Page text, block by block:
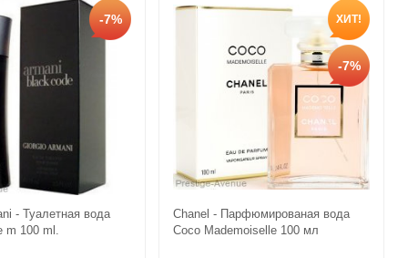
-7%
- Туалетная вода
m 100 ml.
ХИТ!
-7%
Сhanеl - Парфюмированая вода
Cосo Mаdemоiselle 100 мл